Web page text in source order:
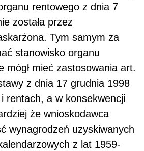
rentowego z dnia 7
została przez
Tym samym za
stanowisko organu
mógł mieć zastosowania art.
z dnia 17 grudnia 1998
rentach, a w konsekwencji
że wnioskodawca
wynagrodzeń uzyskiwanych
z lat 1959-